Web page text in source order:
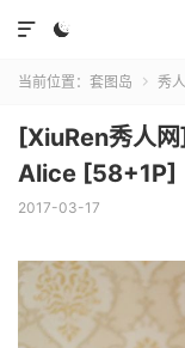


当前位置： 套图岛  秀
[XiuRen秀人
Alice [58+1P]
2017-03-17